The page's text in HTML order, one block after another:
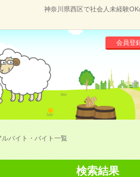
神奈川県西区で社会人未経験
会員登
バイト・バイト一覧
検索結果